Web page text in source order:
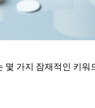
몇 가지 잠재적인 키워